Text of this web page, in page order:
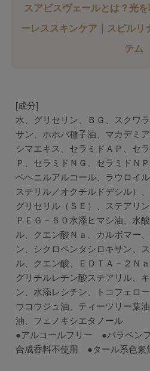
スアビスヴェールとは？光
ーレススキンケア｜スピルリ
テム
[成分]
水、グリセリン、ＢＧ、スクワ
サン、ホホバ種子油、マカデミ
シマエキス、セラミドＡＰ、セ
Ｐ、セラミドＮＧ、セラミドＮ
ベヘニルアルコール、ラウロイ
ステリル／オクチルドデシル）
グリセリル（ＳＥ）、ステアリ
ＰＥＧ－６０水添ヒマシ油、水
ル、クエン酸Ｎａ、カルボマー
ン、シクロペンタシロキサン、
ル、クエン酸、ＥＤＴＡ－２Ｎ
グリチルレチン酸ステアリル、
ン、水添レシチン、トコフェロ
ウコウジュ油、ティーツリー葉
油、フェノキシエタノール
●アルコールフリー ●パラベ
合成香料不使用 ●タール系色素